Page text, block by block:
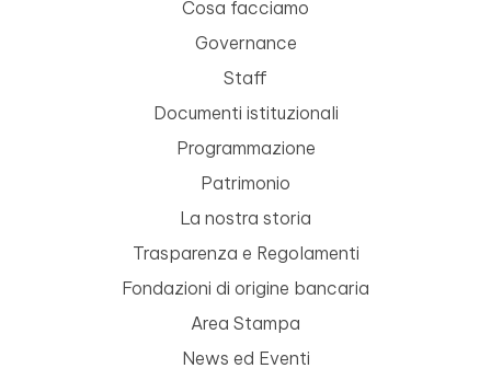
Cosa facciamo
Governance
Staff
Documenti istituzionali
Programmazione
Patrimonio
La nostra storia
Trasparenza e Regolamenti
Fondazioni di origine bancaria
Area Stampa
News ed Eventi